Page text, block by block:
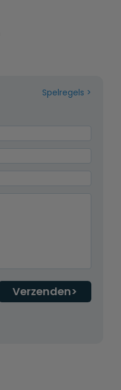
Spelregels
Verzenden